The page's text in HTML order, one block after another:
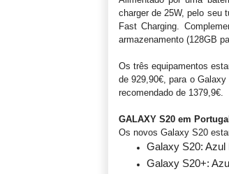
charger de 25W, pelo seu
Fast Charging.
armazenamento (128GB
Os três equipamentos
de 929,90€, para o
recomendado de 1379,9€.
GALAXY S20 em Portugal
Os novos Galaxy S20
Galaxy S20:
Galaxy S20+: